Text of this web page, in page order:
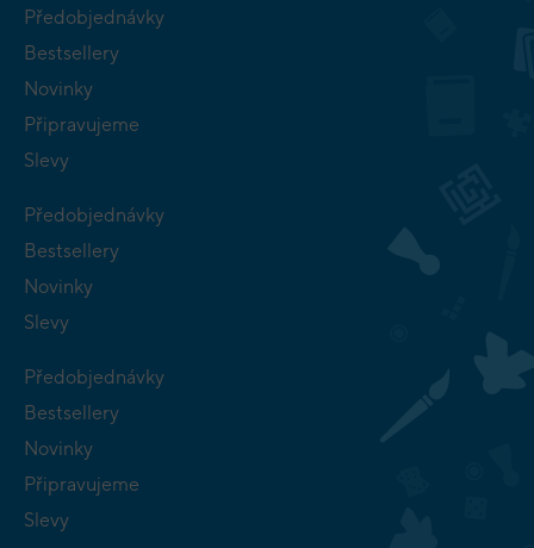
Předobjednávky
Bestsellery
Novinky
Připravujeme
Slevy
Předobjednávky
Bestsellery
Novinky
Slevy
Předobjednávky
Bestsellery
Novinky
Připravujeme
Slevy